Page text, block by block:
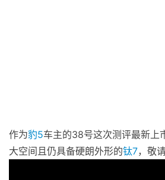
作为豹5车主的38号这次测评最新上
大空间且仍具备硬朗外形的钛7，敬